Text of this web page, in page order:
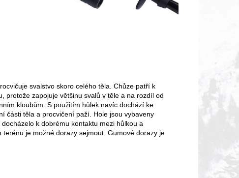
svalstvo skoro celého těla. Chůze patří k
protože zapojuje většinu svalů v těle a na rozdíl od
kloubům. S použitím hůlek navíc dochází ke
části těla a procvičení paží. Hole jsou vybaveny
k dobrému kontaktu mezi hůlkou a
terénu je možné dorazy sejmout. Gumové dorazy je